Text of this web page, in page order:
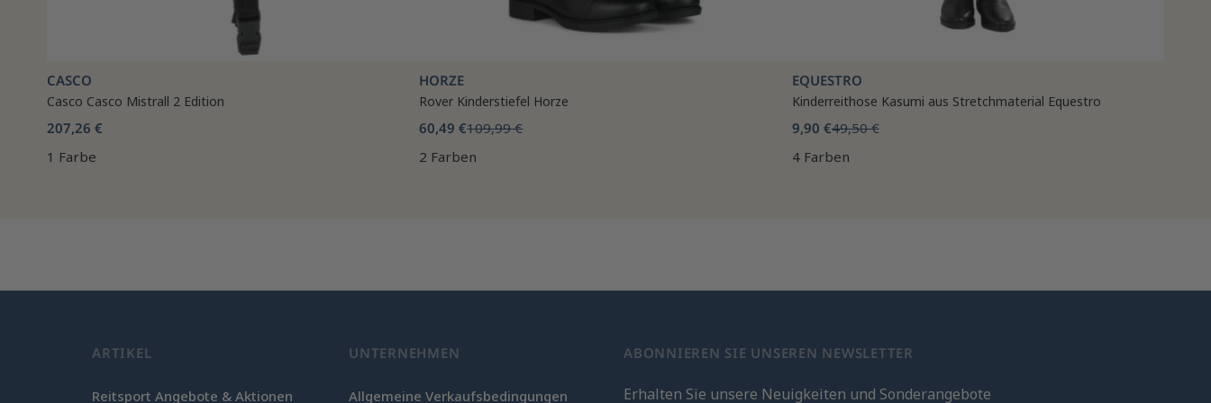
CASCO
Casco Casco Mistrall 2 Edition
207,26 €
1 Farbe
HORZE
Rover Kinderstiefel Horze
60,49 €109,99 €
2 Farben
EQUESTRO
Kinderreithose Kasumi aus Stretchmaterial Equestro
9,90 €49,50 €
4 Farben
ARTIKEL
Reitsport Angebote & Aktionen
UNTERNEHMEN
Allgemeine Verkaufsbedingungen
ABONNIEREN SIE UNSEREN NEWSLETTER
Erhalten Sie unsere Neuigkeiten und Sonderangebote